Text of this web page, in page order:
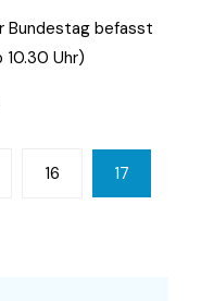
Bundestag befasst
10.30 Uhr)
16 17